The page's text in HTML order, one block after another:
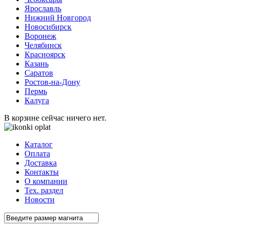
Ярославль
Нижний Новгород
Новосибирск
Воронеж
Челябинск
Красноярск
Казань
Саратов
Ростов-на-Дону
Пермь
Калуга
В корзине сейчас ничего нет.
Каталог
Оплата
Доставка
Контакты
О компании
Тех. раздел
Новости